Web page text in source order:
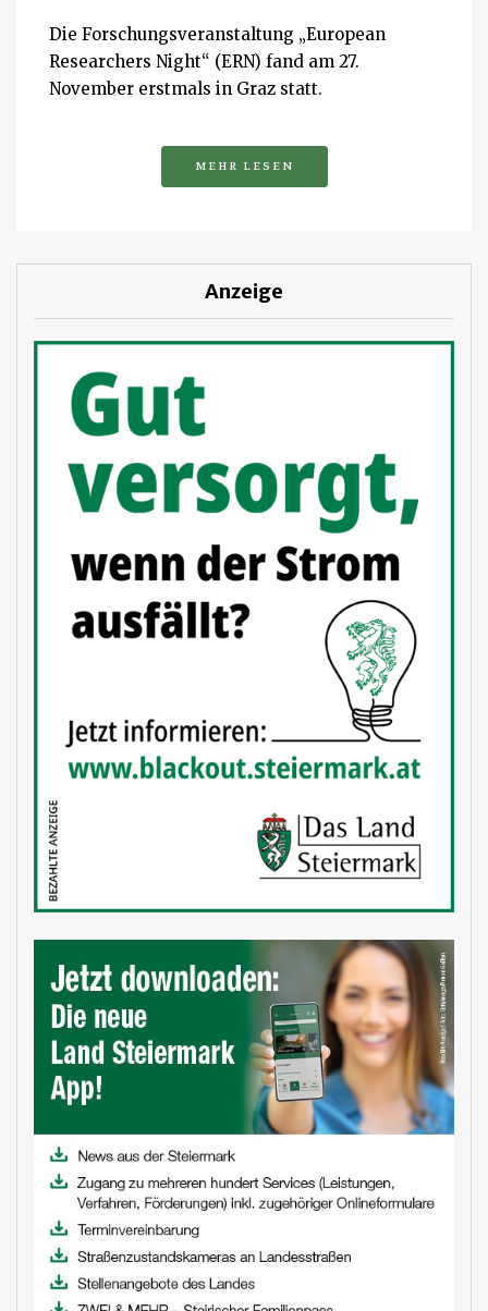
Die Forschungsveranstaltung „European
Researchers Night“ (ERN) fand am 27.
November erstmals in Graz statt.
MEHR LESEN
Anzeige